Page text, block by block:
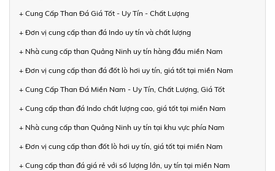
+ Cung Cấp Than Đá Giá Tốt - Uy Tín - Chất Lượng
+ Đơn vị cung cấp than đá Indo uy tín và chất lượng
+ Nhà cung cấp than Quảng Ninh uy tín hàng đầu miền Nam
+ Đơn vị cung cấp than đá đốt lò hơi uy tín, giá tốt tại miền Nam
+ Cung Cấp Than Đá Miền Nam - Uy Tín, Chất Lượng, Giá Tốt
+ Cung cấp than đá Indo chất lượng cao, giá tốt tại miền Nam
+ Nhà cung cấp than Quảng Ninh uy tín tại khu vực phía Nam
+ Đơn vị cung cấp than đốt lò hơi uy tín, giá tốt tại miền Nam
+ Cung cấp than đá giá rẻ với số lượng lớn, uy tín tại miền Nam